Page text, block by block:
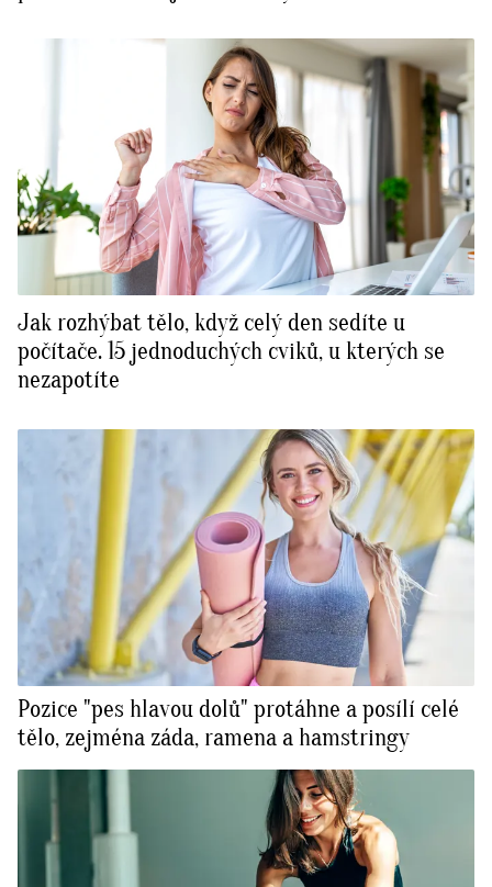
Jak rozhýbat tělo, když celý den sedíte u
počítače. 15 jednoduchých cviků, u kterých se
nezapotíte
Pozice "pes hlavou dolů" protáhne a posílí celé
tělo, zejména záda, ramena a hamstringy